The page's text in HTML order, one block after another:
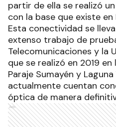
partir de ella se realizó
con la base que existe en
Esta conectividad se
extenso trabajo de
Telecomunicaciones y la
que se realizó en 2019
Paraje Sumayén y
actualmente cuentan
óptica de manera
Ads